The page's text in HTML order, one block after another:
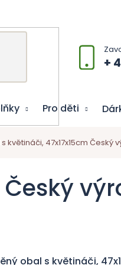
+
Pro děti
květináči, 47x17x15cm Český
obal s květináči,